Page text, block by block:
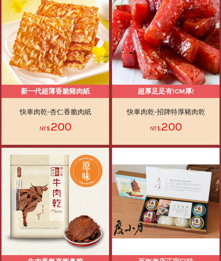
新一代超薄香脆豬肉紙
快車肉乾-杏仁香脆肉紙
200
超厚足足有1CM厚!
快車肉乾-招牌特厚豬肉乾
200